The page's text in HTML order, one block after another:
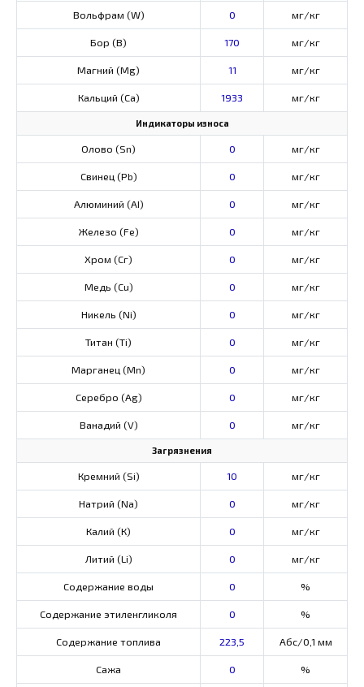
Вольфрам (W) 0 мг/кг
Бор (В) 170 мг/кг
Магний (Mg) 11 мг/кг
Кальций (Са) 1933 мг/кг
Индикаторы износа
Олово (Sn) 0 мг/кг
Свинец (Pb) 0 мг/кг
Алюминий (AI) 0 мг/кг
Железо (Fe) 0 мг/кг
Хром (Сг) 0 мг/кг
Медь (Cu) 0 мг/кг
Никель (Ni) 0 мг/кг
Титан (Ti) 0 мг/кг
Марганец (Mn) 0 мг/кг
Серебро (Ag) 0 мг/кг
Ванадий (V) 0 мг/кг
Загрязнения
Кремний (Si) 10 мг/кг
Натрий (Na) 0 мг/кг
Калий (К) 0 мг/кг
Литий (Li) 0 мг/кг
Содержание воды 0 %
Содержание этиленгликоля 0 %
Содержание топлива 223,5 Абс/0,1 мм
Сажа 0 %